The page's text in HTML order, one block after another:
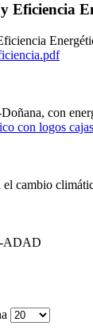
Eficiencia
con
con logos
el cambio
ADAD